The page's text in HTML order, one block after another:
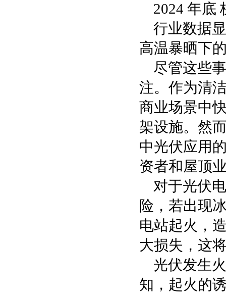
2024 年底
行业数据
高温暴晒下
尽管这些
注。作为清
商业场景中
架设施。然
中光伏应用
资者和屋顶
对于光伏
险，若出现
电站起火，
大损失，这
光伏发生
知，起火的